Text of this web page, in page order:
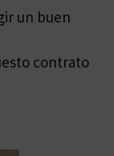
un buen
contrato